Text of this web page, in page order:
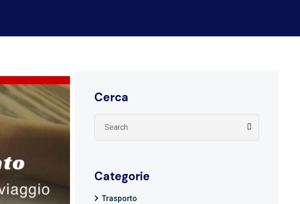
Cerca
Categorie
Trasporto